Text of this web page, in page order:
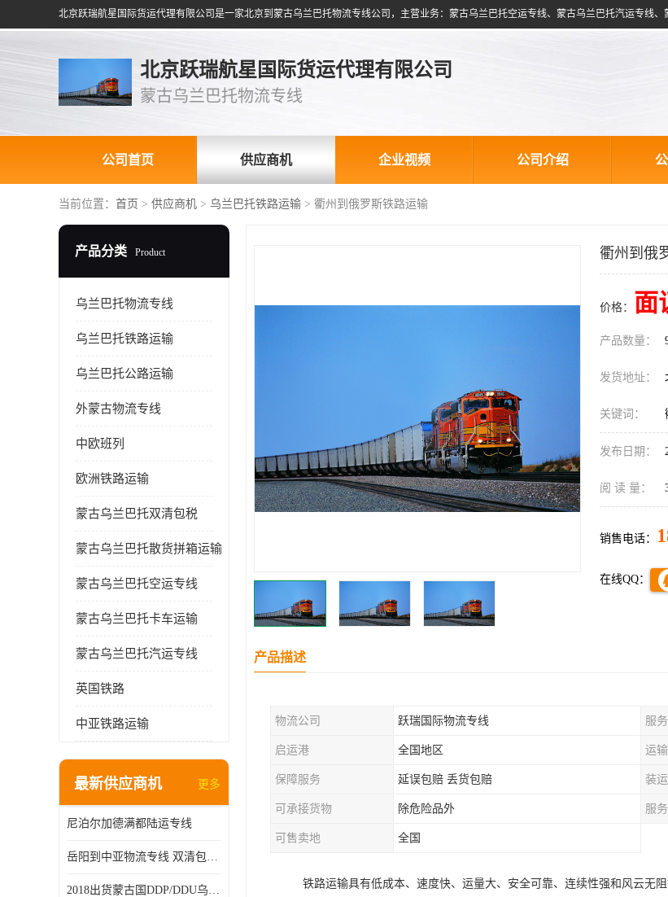
北京跃瑞航星国际货运代理有限公司
蒙古乌兰巴托物流专线
公司首页 供应商机 企业视频 公司介绍
当前位置： 首页 > 供应商机 > 乌兰巴托铁路运输 > 衢州到俄罗斯铁路运输
产品分类 Product
乌兰巴托物流专线
乌兰巴托铁路运输
乌兰巴托公路运输
外蒙古物流专线
中欧班列
欧洲铁路运输
蒙古乌兰巴托双清包税
蒙古乌兰巴托散货拼箱运输
蒙古乌兰巴托空运专线
蒙古乌兰巴托卡车运输
蒙古乌兰巴托汽运专线
英国铁路
中亚铁路运输
最新供应商机 更多
尼泊尔加德满都陆运专线
岳阳到中亚物流专线 双清包税 一站服务
2018出货蒙古国DDP/DDU乌兰巴托双清国际物流专线
衢州到俄
价格： 面
产品数量：
发货地址：
关键词：
发布日期：
阅 读 量：
销售电话：
在线QQ：
产品描述
物流公司 跃瑞国际物流专线 服
启运港 全国地区 运
保障服务 延误包赔 丢货包赔 装
可承接货物 除危险品外 服务
可售卖地 全国
铁路运输具有低成本、速度快、运量大、安全可靠、连续性强和风云无